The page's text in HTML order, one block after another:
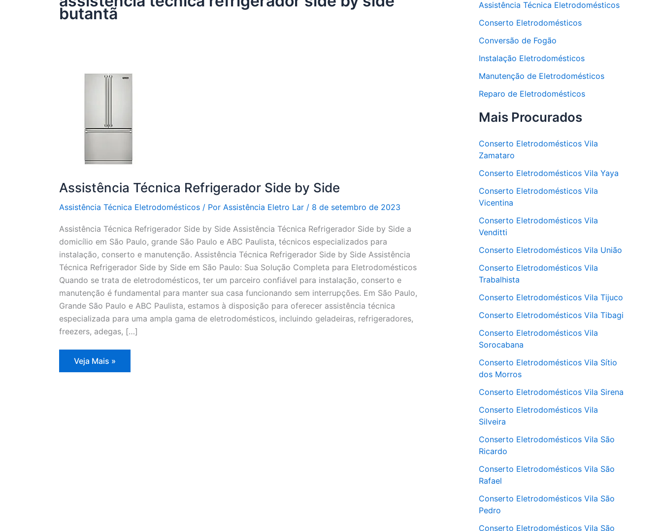
butantã
Assistência Técnica Refrigerador Side by Side
Assistência Técnica Eletrodomésticos / Por Assistência Eletro Lar / 8 de setembro de 2023
Assistência Técnica Refrigerador Side by Side Assistência Técnica Refrigerador Side by Side a
domicílio em São Paulo, grande São Paulo e ABC Paulista, técnicos especializados para
instalação, conserto e manutenção. Assistência Técnica Refrigerador Side by Side Assistência
Técnica Refrigerador Side by Side em São Paulo: Sua Solução Completa para Eletrodomésticos
Quando se trata de eletrodomésticos, ter um parceiro confiável para instalação, conserto e
manutenção é fundamental para manter sua casa funcionando sem interrupções. Em São Paulo,
Grande São Paulo e ABC Paulista, estamos à disposição para oferecer assistência técnica
especializada para uma ampla gama de eletrodomésticos, incluindo geladeiras, refrigeradores,
freezers, adegas, […]
Assistência
Técnica
Veja Mais »
Assistência Técnica Eletrodomésticos
Conserto Eletrodomésticos
Conversão de Fogão
Instalação Eletrodomésticos
Manutenção de Eletrodomésticos
Reparo de Eletrodomésticos
Mais Procurados
Conserto Eletrodomésticos Vila
Zamataro
Conserto Eletrodomésticos Vila Yaya
Conserto Eletrodomésticos Vila
Vicentina
Conserto Eletrodomésticos Vila
Venditti
Conserto Eletrodomésticos Vila União
Conserto Eletrodomésticos Vila
Trabalhista
Conserto Eletrodomésticos Vila Tijuco
Conserto Eletrodomésticos Vila Tibagi
Conserto Eletrodomésticos Vila
Sorocabana
Conserto Eletrodomésticos Vila Sítio
dos Morros
Conserto Eletrodomésticos Vila Sirena
Conserto Eletrodomésticos Vila
Silveira
Conserto Eletrodomésticos Vila São
Ricardo
Conserto Eletrodomésticos Vila São
Rafael
Conserto Eletrodomésticos Vila São
Pedro
Conserto Eletrodomésticos Vila São